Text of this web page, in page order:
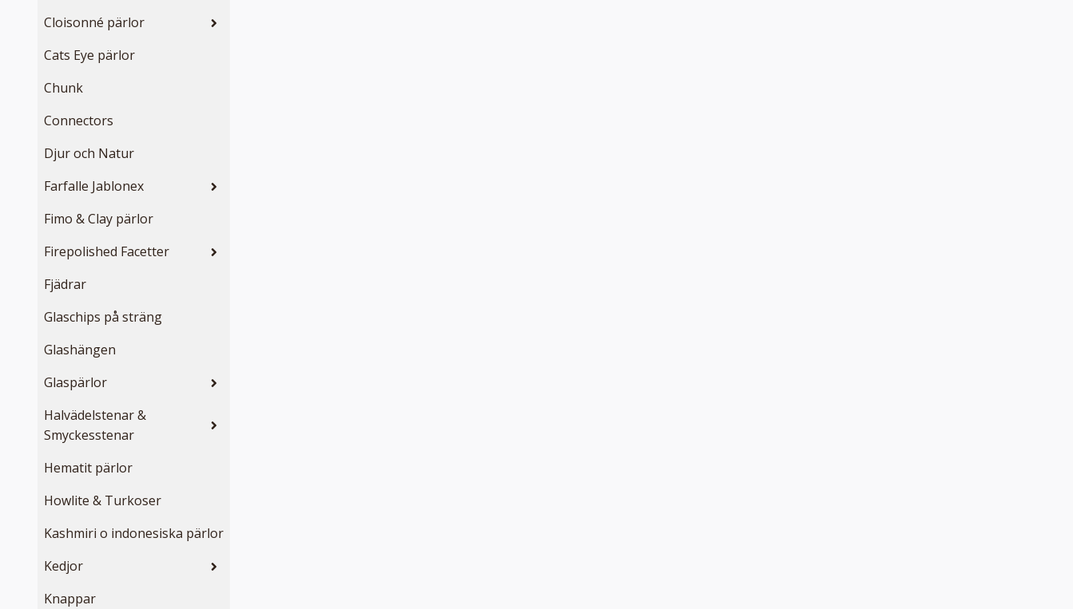
Cloisonné pärlor
Cats Eye pärlor
Chunk
Connectors
Djur och Natur
Farfalle Jablonex
Fimo & Clay pärlor
Firepolished Facetter
Fjädrar
Glaschips på sträng
Glashängen
Glaspärlor
Halvädelstenar &
Smyckesstenar
Hematit pärlor
Howlite & Turkoser
Kashmiri o indonesiska pärlor
Kedjor
Knappar